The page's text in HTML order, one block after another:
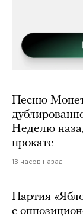
Песню
Неделю
прокате
13 часов назад
Партия
с